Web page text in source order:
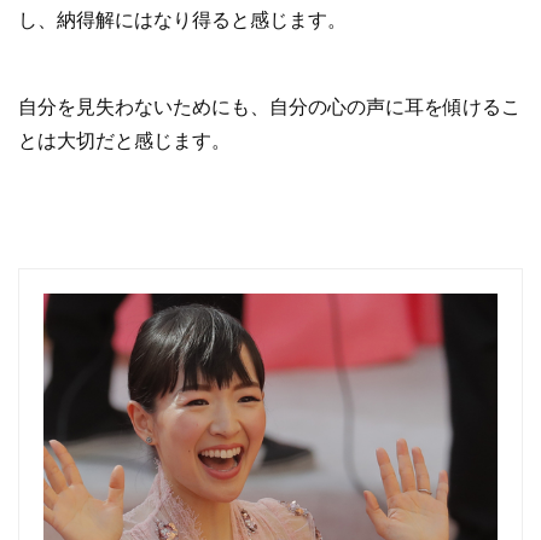
し、納得解にはなり得ると感じます。
自分を見失わないためにも、自分の心の声に耳を傾けるこ
とは大切だと感じます。